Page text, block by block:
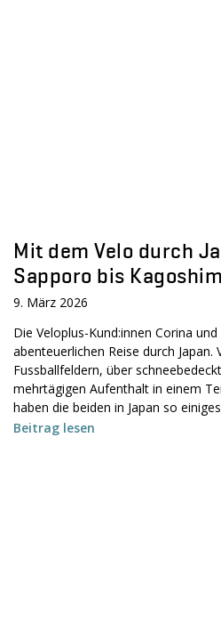
Mit dem Velo durch
Sapporo bis
9. März 2026
Die Veloplus-Kund:innen Corina
abenteuerlichen Reise durch
Fussballfeldern, über
mehrtägigen Aufenthalt in einem
haben die beiden in Japan so
Beitrag lesen